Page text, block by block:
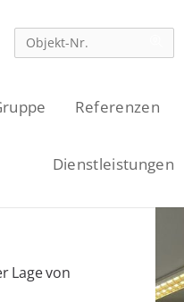
Referenzen
Dienstleistungen
Lage von